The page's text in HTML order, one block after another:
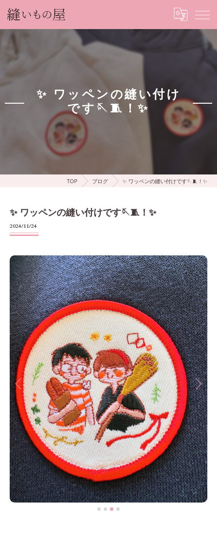
✨ ワッペンの縫い付け
です🪡🧵！✨
TOP ブログ ✨ ワッペンの縫い付けです🪡🧵！✨
✨ ワッペンの縫い付けです🪡🧵！✨
2024/11/24